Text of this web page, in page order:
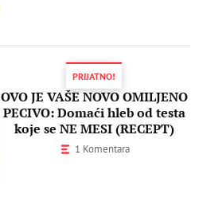
PRIJATNO!
OVO JE VAŠE NOVO OMILJENO
PECIVO: Domaći hleb od testa
koje se NE MESI (RECEPT)
1 Komentara